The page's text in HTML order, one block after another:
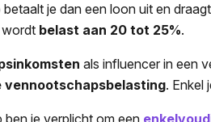
je dan een loon uit en
belast aan 20 tot 25%.
als influencer in een
vennootschapsbelasting. Enkel